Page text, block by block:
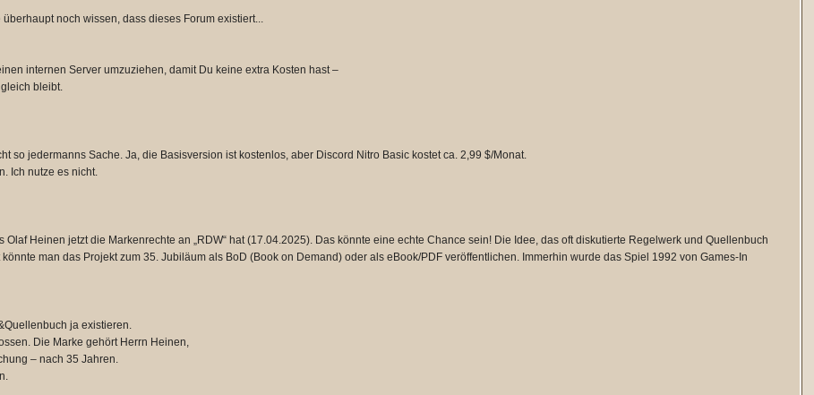
noch wissen, dass dieses Forum existiert...
internen Server umzuziehen, damit Du keine extra Kosten hast –
bleibt.
so jedermanns Sache. Ja, die Basisversion ist kostenlos, aber Discord Nitro Basic kostet ca. 2,99 $/Monat.
Ich nutze es nicht.
Olaf Heinen jetzt die Markenrechte an „RDW“ hat (17.04.2025). Das könnte eine echte Chance sein! Die Idee, das oft diskutierte Regelwerk und Quellenbuch
man das Projekt zum 35. Jubiläum als BoD (Book on Demand) oder als eBook/PDF veröffentlichen. Immerhin wurde das Spiel 1992 von Games-In
ja existieren.
Die Marke gehört Herrn Heinen,
– nach 35 Jahren.